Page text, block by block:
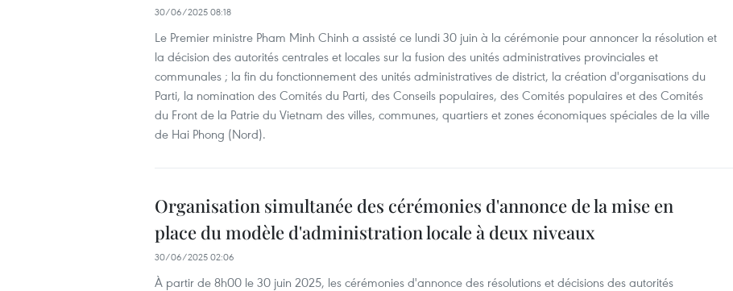
30/06/2025 08:18
Le Premier ministre Pham Minh Chinh a assisté ce lundi 30 juin à la cérémonie pour annoncer la résolution et
la décision des autorités centrales et locales sur la fusion des unités administratives provinciales et
communales ; la fin du fonctionnement des unités administratives de district, la création d'organisations du
Parti, la nomination des Comités du Parti, des Conseils populaires, des Comités populaires et des Comités
du Front de la Patrie du Vietnam des villes, communes, quartiers et zones économiques spéciales de la ville
de Hai Phong (Nord).
Organisation simultanée des cérémonies d'annonce de la mise en
place du modèle d'administration locale à deux niveaux
30/06/2025 02:06
À partir de 8h00 le 30 juin 2025, les cérémonies d'annonce des résolutions et décisions des autorités